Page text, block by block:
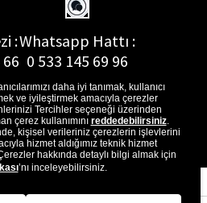
:Whatsapp Hattı :
0 533 145 69 96
Adresi :
daha iyi tanımak, kullanıcı
ve iyileştirmek amacıyla çerezler
Tercihler seçeneği üzerinden
çerez kullanımını reddedebilirsiniz.
kişisel verileriniz çerezlerin işlevlerini
hizmet aldığımız teknik hizmet
hakkında detaylı bilgi almak için
’nı inceleyebilirsiniz.